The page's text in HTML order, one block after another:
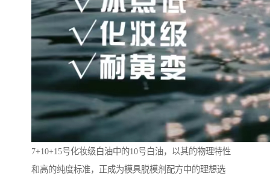
7+10+15号化妆级白油中的10号白油，以其的物理特性
和高的纯度标准，正成为模具脱模剂配方中的理想选